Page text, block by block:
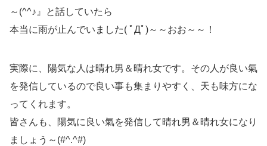
～(^^♪』と話していたら
本当に雨が止んでいました( ﾟДﾟ)～～おお～～！
実際に、陽気な人は晴れ男＆晴れ女です。その人が良い氣
を発信しているので良い事も集まりやすく、天も味方にな
ってくれます。
皆さんも、陽気に良い氣を発信して晴れ男＆晴れ女になり
ましょう～(#^.^#)